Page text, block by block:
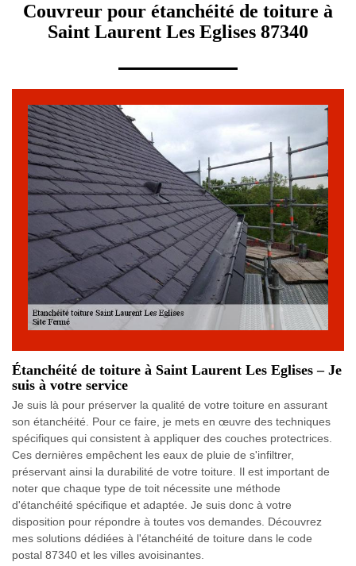
Couvreur pour étanchéité de toiture à
Saint Laurent Les Eglises 87340
Étanchéité de toiture à Saint Laurent Les Eglises – Je
suis à votre service
Je suis là pour préserver la qualité de votre toiture en assurant
son étanchéité. Pour ce faire, je mets en œuvre des techniques
spécifiques qui consistent à appliquer des couches protectrices.
Ces dernières empêchent les eaux de pluie de s'infiltrer,
préservant ainsi la durabilité de votre toiture. Il est important de
noter que chaque type de toit nécessite une méthode
d'étanchéité spécifique et adaptée. Je suis donc à votre
disposition pour répondre à toutes vos demandes. Découvrez
mes solutions dédiées à l'étanchéité de toiture dans le code
postal 87340 et les villes avoisinantes.